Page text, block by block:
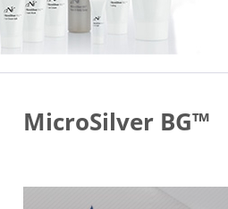
MicroSilver BG™